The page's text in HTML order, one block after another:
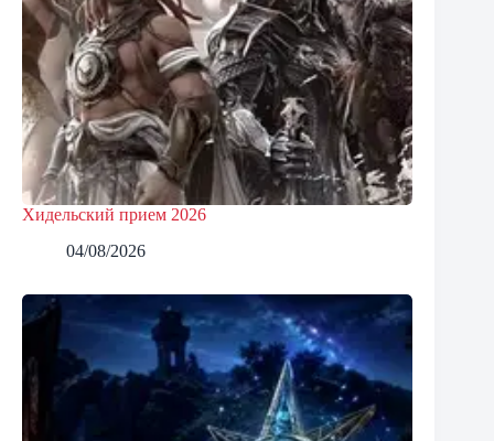
Хидельский прием 2026
04/08/2026